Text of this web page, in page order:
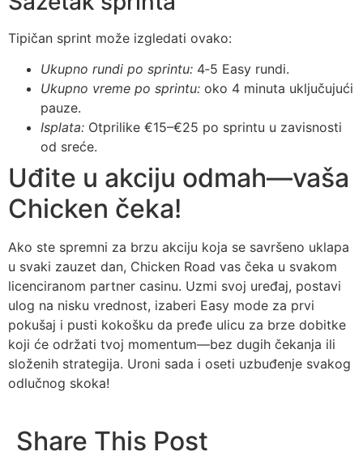
Tipičan sprint može izgledati ovako:
Ukupno rundi po sprintu: 4‑5 Easy rundi.
Ukupno vreme po sprintu: oko 4 minuta uključujući
pauze.
Isplata: Otprilike €15–€25 po sprintu u zavisnosti
od sreće.
Uđite u akciju odmah—vaša
Chicken čeka!
Ako ste spremni za brzu akciju koja se savršeno uklapa
u svaki zauzet dan, Chicken Road vas čeka u svakom
licenciranom partner casinu. Uzmi svoj uređaj, postavi
ulog na nisku vrednost, izaberi Easy mode za prvi
pokušaj i pusti kokošku da pređe ulicu za brze dobitke
koji će održati tvoj momentum—bez dugih čekanja ili
složenih strategija. Uroni sada i oseti uzbuđenje svakog
odlučnog skoka!
Share This Post